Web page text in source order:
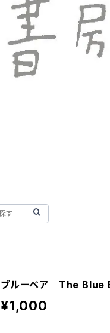
ブルーベア The Blue
¥1,000